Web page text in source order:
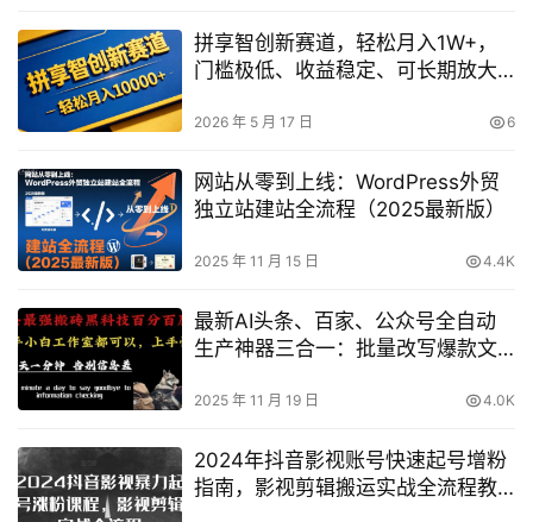
拼享智创新赛道，轻松月入1W+，
门槛极低、收益稳定、可长期放大
2026 年 5 月 17 日 6
网站从零到上线：WordPress外贸
独立站建站全流程（2025最新版）
2025 年 11 月 15 日 4.4K
最新AI头条、百家、公众号全自动
生产神器三合一：批量改写爆款文
1k+【揭秘】
2025 年 11 月 19 日 4.0K
2024年抖音影视账号快速起号增粉
指南，影视剪辑搬运实战全流程教